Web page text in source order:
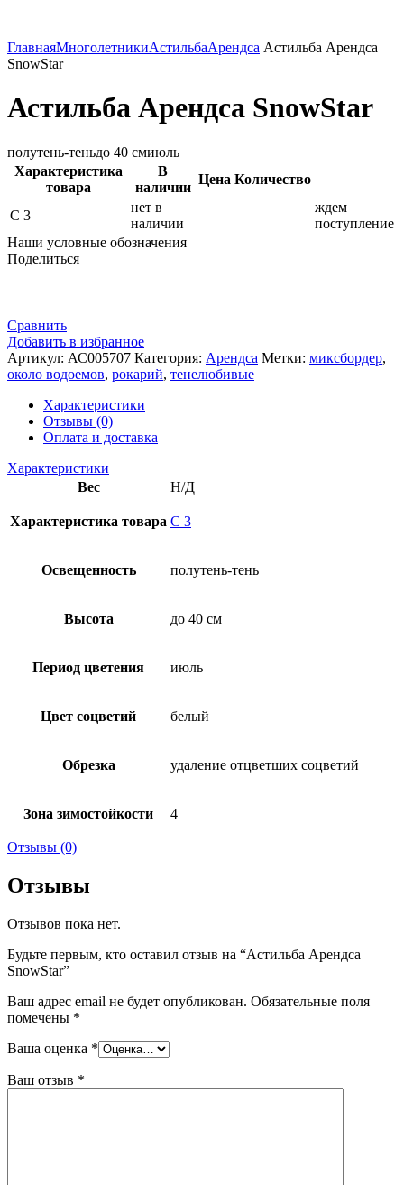
ГлавнаяМноголетникиАстильбаАрендса Астильба Арендса
SnowStar
Астильба Арендса SnowStar
полутень-теньдо 40 смиюль
Характеристика
товара
В
наличии
Цена Количество
С 3
нет в
наличии
ждем
поступление
Наши условные обозначения
Поделиться
Сравнить
Добавить в избранное
Артикул: АС005707 Категория: Арендса Метки: миксбордер,
около водоемов, рокарий, тенелюбивые
Характеристики
Отзывы (0)
Оплата и доставка
Характеристики
Вес
Н/Д
Характеристика товара С 3
Освещенность полутень-тень
Высота до 40 см
Период цветения июль
Цвет соцветий белый
Обрезка удаление отцветших соцветий
Зона зимостойкости 4
Отзывы (0)
Отзывы
Отзывов пока нет.
Будьте первым, кто оставил отзыв на “Астильба Арендса
SnowStar”
Ваш адрес email не будет опубликован. Обязательные поля
помечены *
Ваша оценка *
Ваш отзыв *